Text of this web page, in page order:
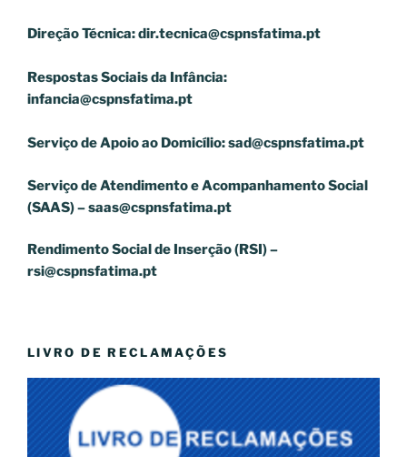
Direção Técnica:dir.tecnica@cspnsfatima.pt
Respostas Sociais da Infância:
infancia@cspnsfatima.pt
Serviço de Apoio ao Domicílio:sad@cspnsfatima.pt
Serviço de Atendimento e Acompanhamento Social
(SAAS) –saas@cspnsfatima.pt
Rendimento Social de Inserção (RSI) –
rsi@cspnsfatima.pt
LIVRO DE RECLAMAÇÕES